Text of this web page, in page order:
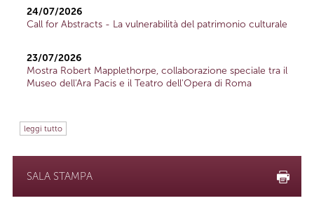
24/07/2026
Call for Abstracts - La vulnerabilità del patrimonio culturale
23/07/2026
Mostra Robert Mapplethorpe, collaborazione speciale tra il
Museo dell'Ara Pacis e il Teatro dell'Opera di Roma
leggi tutto
SALA STAMPA